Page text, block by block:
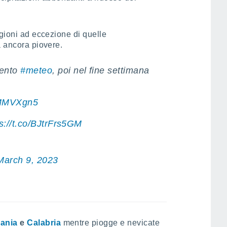
ad eccezione di quelle
piovere.
#meteo, poi nel fine settimana
t.co/BJtrFrs5GM
9, 2023
eCalabria mentre piogge e nevicate